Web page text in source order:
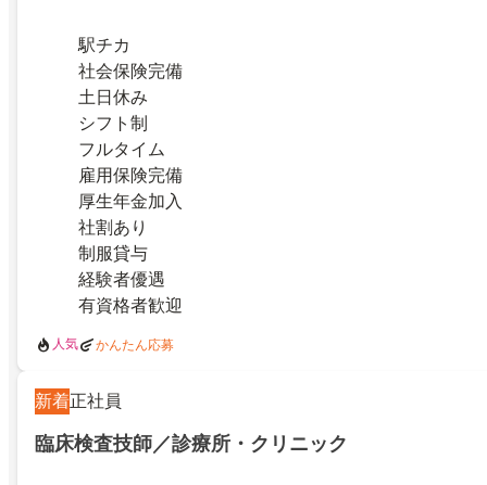
駅チカ
社会保険完備
土日休み
シフト制
フルタイム
雇用保険完備
厚生年金加入
社割あり
制服貸与
経験者優遇
有資格者歓迎
人気 かんたん応募
新着正社員
臨床検査技師／診療所・クリニック